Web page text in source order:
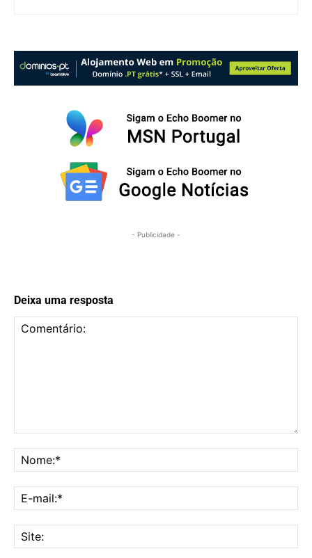
- Publicidade -
Deixa uma resposta